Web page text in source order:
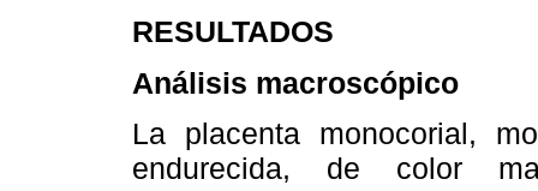
RESULTADOS
Análisis macroscópico
La placenta monocorial,
endurecida, de color